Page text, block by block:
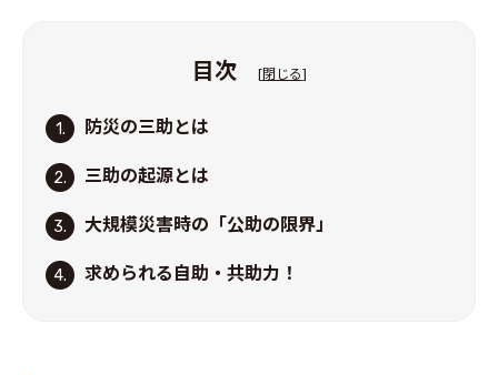
目次 [閉じる]
1. 防災の三助とは
2. 三助の起源とは
3. 大規模災害時の「公助の限界」
4. 求められる自助・共助力！